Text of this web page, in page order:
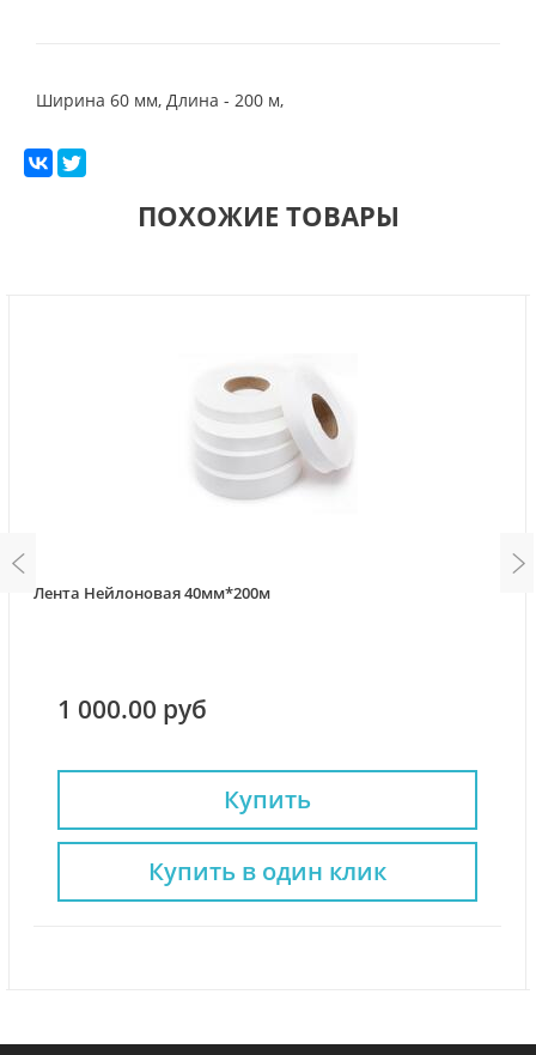
Ширина 60 мм, Длина - 200 м,
ПОХОЖИЕ ТОВАРЫ
Лента Нейлоновая 40мм*200м
1 000.00 руб
Купить
Купить в один клик